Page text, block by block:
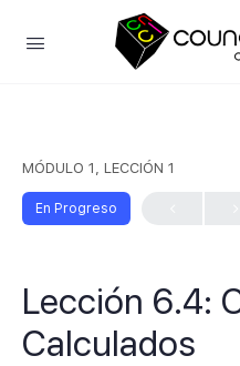
MÓDULO 1, LECCIÓN 1
En Progreso
Lección 6.4:
Calculados